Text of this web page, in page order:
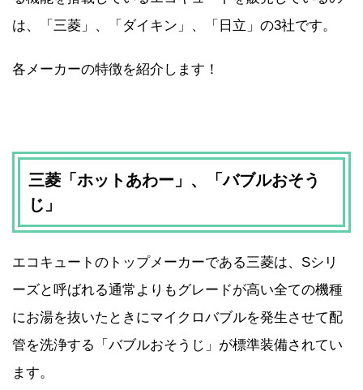
は、「三菱」、「ダイキン」、「日立」の3社です。
各メーカーの特徴を紹介します！
三菱「ホットあわー」、「バブルおそう
じ」
エコキュートのトップメーカーである三菱は、Sシリ
ーズと呼ばれる通常よりもグレードが高い全ての機種
にお湯を抜いたときにマイクロバブルを発生させて配
管を洗浄する「バブルおそうじ」が標準装備されてい
ます。